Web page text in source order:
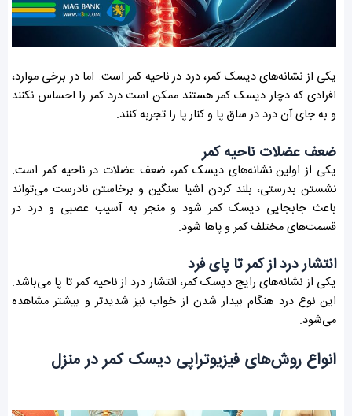
یکی از نشانه‌های دیسک کمر، درد در ناحیه کمر است. اما در برخی موارد،
افرادی که دچار دیسک کمر هستند ممکن است درد کمر را احساس نکنند
و به جای آن درد در ساق پا و کنار پا را تجربه کنند.
ضعف عضلات ناحیه کمر
یکی از اولین نشانه‌های دیسک کمر، ضعف عضلات در ناحیه کمر است.
نشستن بدرستی، بلند کردن اشیا سنگین و برخاستن نادرست می‌تواند
باعث جابجایی دیسک کمر شود و منجر به آسیب عصبی و درد در
قسمت‌های مختلف کمر و پاها شود.
انتشار درد از کمر تا پای فرد
یکی از نشانه‌های رایج دیسک کمر، انتشار درد از ناحیه کمر تا پا می‌باشد.
این نوع درد هنگام بیدار شدن از خواب نیز شدیدتر و بیشتر مشاهده
می‌شود.
انواع روش‌های فیزیوتراپی دیسک کمر در منزل